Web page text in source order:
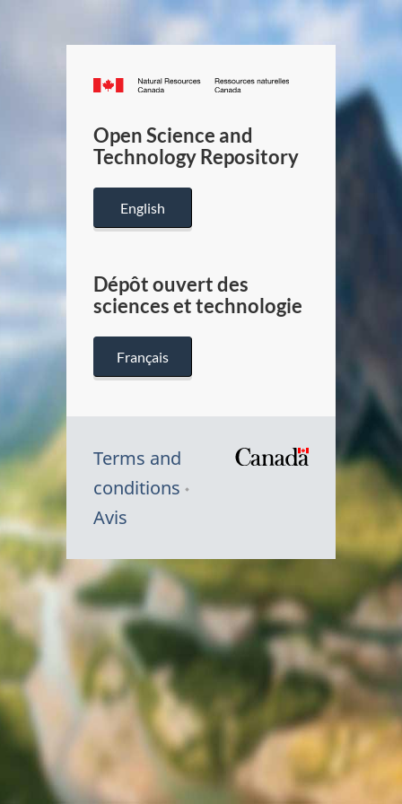
Canada.ca
/
Canada
Open Science and
Technology Repository
English
Dépôt ouvert des
sciences et technologie
Français
Terms and
conditions
Avis
Canada